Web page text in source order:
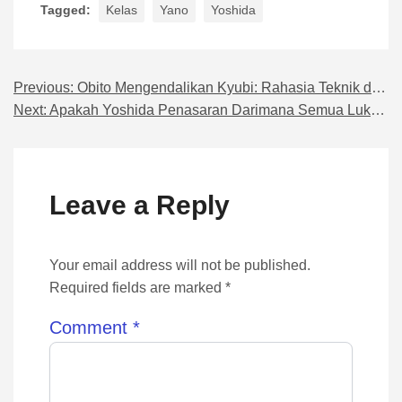
Tagged: Kelas Yano Yoshida
Navigasi pos
Previous: Obito Mengendalikan Kyubi: Rahasia Teknik dan Kekuatan Tersembunyi
Next: Apakah Yoshida Penasaran Darimana Semua Luka Yano Bisa Terjadi?
Leave a Reply
Your email address will not be published.
Required fields are marked *
Comment *